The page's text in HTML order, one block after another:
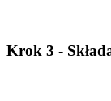
Krok 3 -